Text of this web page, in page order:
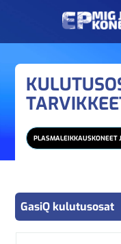
PLASMALEIKKAUSKONEET
GasiQ kulutusosat